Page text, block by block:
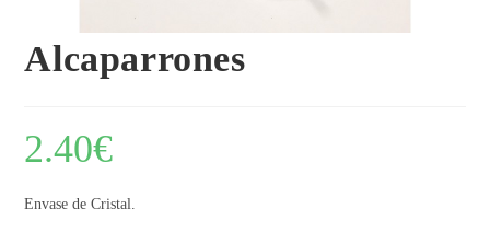
Alcaparrones
2.40€
Envase de Cristal.